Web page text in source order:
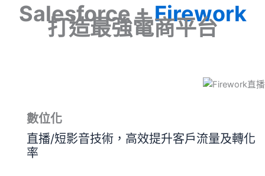
Salesforce +Firework
打造最強電商平台
數位化
直播/短影音技術，高效提升客戶流量及轉化
率